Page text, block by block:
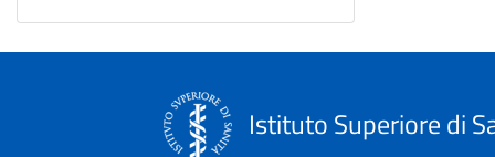
Istituto Superiore di